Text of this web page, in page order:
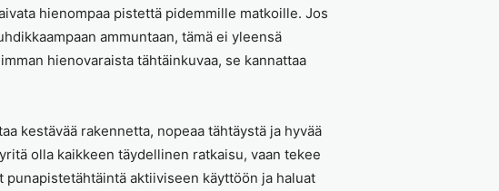
hienompaa pistettä pidemmille matkoille. Jos
ammuntaan, tämä ei yleensä
hienovaraista tähtäinkuvaa, se kannattaa
kestävää rakennetta, nopeaa tähtäystä ja hyvää
olla kaikkeen täydellinen ratkaisu, vaan tekee
aktiiviseen käyttöön ja haluat